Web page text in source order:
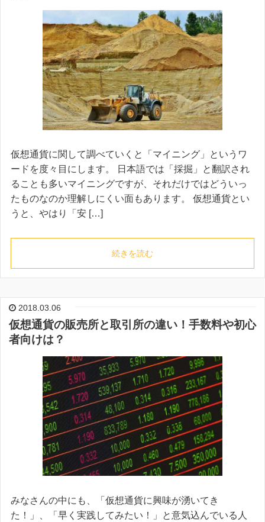
仮想通貨に関して調べていくと「マイニング」というワ
ードを度々目にします。 日本語では「採掘」と翻訳され
ることも多いマイニングですが、それだけではどういっ
たものなのか理解しにくい面もあります。 仮想通貨とい
うと、やはり「安 […]
続きを読む
2018.03.06
仮想通貨の販売所と取引所の違い！手数料や初心
者向けは？
みなさんの中にも、「仮想通貨に興味が湧いてき
た！」、「早く実践してみたい！」と意気込んでいる人